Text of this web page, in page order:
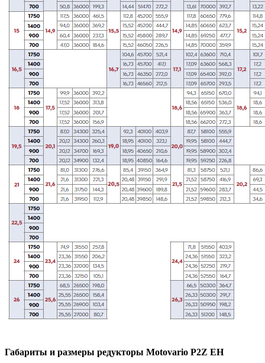
Габариты и размеры редукторы Motovario P2Z EH